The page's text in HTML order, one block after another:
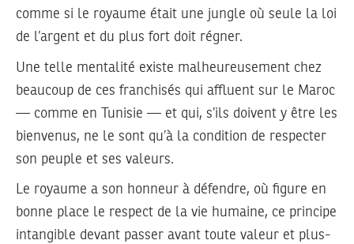
comme si le royaume était une jungle où seule la loi
de l’argent et du plus fort doit régner.
Une telle mentalité existe malheureusement chez
beaucoup de ces franchisés qui affluent sur le Maroc
— comme en Tunisie — et qui, s’ils doivent y être les
bienvenus, ne le sont qu’à la condition de respecter
son peuple et ses valeurs.
Le royaume a son honneur à défendre, où figure en
bonne place le respect de la vie humaine, ce principe
intangible devant passer avant toute valeur et plus-